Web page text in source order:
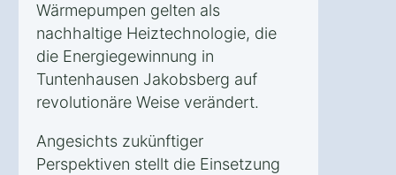
Wärmepumpen gelten als
nachhaltige Heiztechnologie, die
die Energiegewinnung in
Tuntenhausen Jakobsberg auf
revolutionäre Weise verändert.
Angesichts zukünftiger
Perspektiven stellt die Einsetzung